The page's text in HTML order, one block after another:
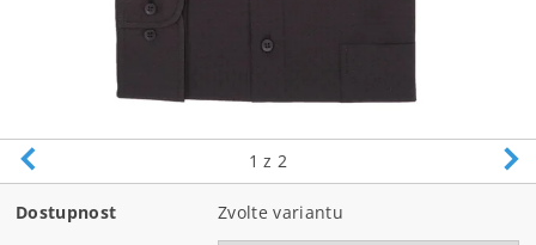
1 z 2
Dostupnost Zvolte variantu